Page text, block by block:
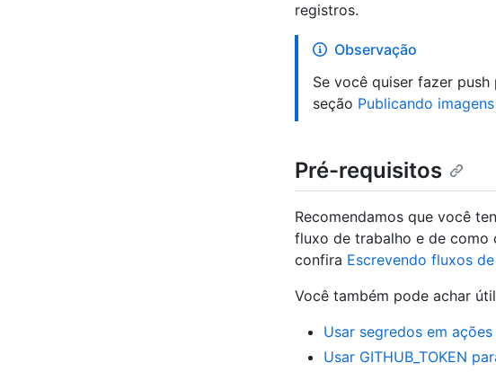
registros.
Observação
Se você quiser fazer
seção Publicando
Pré-requisitos
Recomendamos que você
fluxo de trabalho e de como
confira Escrevendo fluxos
Você também pode achar
Usar segredos em
Usar GITHUB_TOKEN